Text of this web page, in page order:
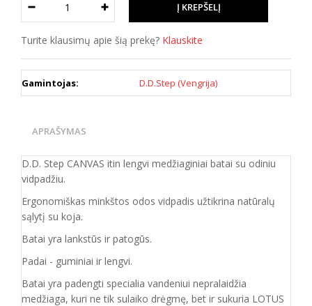
Turite klausimų apie šią prekę? Klauskite
Gamintojas: D.D.Step (Vengrija)
APRAŠYMAS
D.D. Step CANVAS itin lengvi medžiaginiai batai su odiniu
vidpadžiu.
Ergonomiškas minkštos odos vidpadis užtikrina natūralų
sąlytį su koja.
Batai yra lankstūs ir patogūs.
Padai - guminiai ir lengvi.
Batai yra padengti specialia vandeniui nepralaidžia
medžiaga, kuri ne tik sulaiko drėgmę, bet ir sukuria LOTUS